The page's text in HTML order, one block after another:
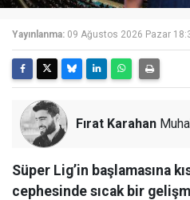
Yayınlanma: 09 Ağustos 2026 Pazar
Fırat Karahan
Süper Lig’in başlamasına
cephesinde sıcak bir